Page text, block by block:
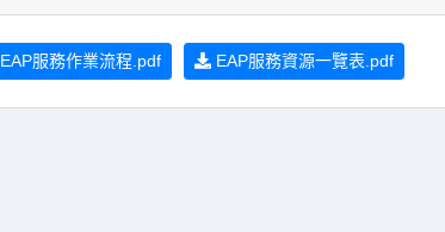
EAP服務作業流程.pdf EAP服務資源一覽表.pdf